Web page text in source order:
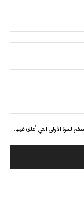
للمرة الأولى التي أعلق فيها.